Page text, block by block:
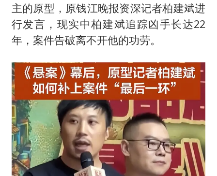
主的原型，原钱江晚报资深记者柏建斌进
行发言，现实中柏建斌追踪凶手长达22
年，案件告破离不开他的功劳。